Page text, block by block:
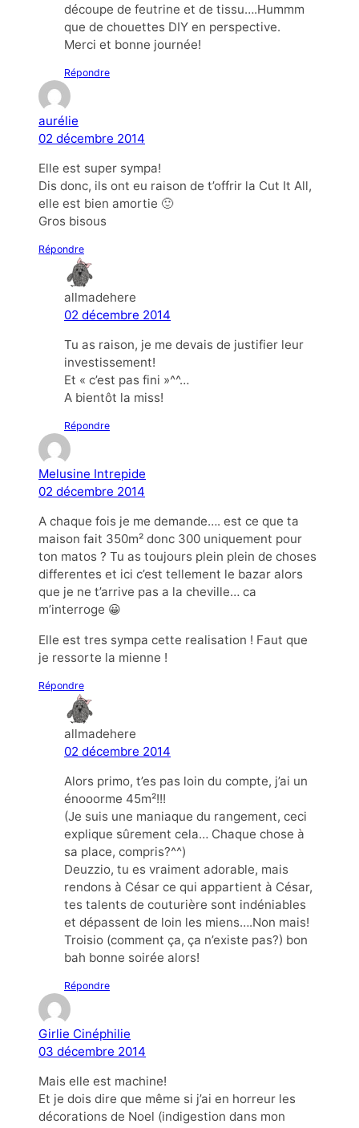
découpe de feutrine et de tissu….Hummm
que de chouettes DIY en perspective.
Merci et bonne journée!
Répondre
aurélie
02 décembre 2014
Elle est super sympa!
Dis donc, ils ont eu raison de t’offrir la Cut It All,
elle est bien amortie 🙂
Gros bisous
Répondre
allmadehere
02 décembre 2014
Tu as raison, je me devais de justifier leur
investissement!
Et « c’est pas fini »^^…
A bientôt la miss!
Répondre
Melusine Intrepide
02 décembre 2014
A chaque fois je me demande…. est ce que ta
maison fait 350m² donc 300 uniquement pour
ton matos ? Tu as toujours plein plein de choses
differentes et ici c’est tellement le bazar alors
que je ne t’arrive pas a la cheville… ca
m’interroge 😀
Elle est tres sympa cette realisation ! Faut que
je ressorte la mienne !
Répondre
allmadehere
02 décembre 2014
Alors primo, t’es pas loin du compte, j’ai un
énooorme 45m²!!!
(Je suis une maniaque du rangement, ceci
explique sûrement cela… Chaque chose à
sa place, compris?^^)
Deuzzio, tu es vraiment adorable, mais
rendons à César ce qui appartient à César,
tes talents de couturière sont indéniables
et dépassent de loin les miens….Non mais!
Troisio (comment ça, ça n’existe pas?) bon
bah bonne soirée alors!
Répondre
Girlie Cinéphilie
03 décembre 2014
Mais elle est machine!
Et je dois dire que même si j’ai en horreur les
décorations de Noel (indigestion dans mon